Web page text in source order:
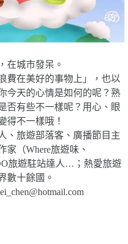
在城市發呆。
費在美好的事物上」，也以
今天的心情是如何的呢？熟
否有些不一樣呢？用心、眼
得不一樣哦！
、旅遊部落客、廣播節目主
家（Where旅遊味、
旅遊駐站達人…；熱愛旅遊
數十餘國。